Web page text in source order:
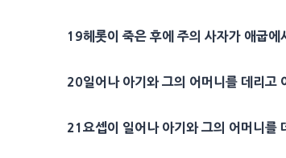
19헤롯이 죽은 후에 주의사자가 애굽에
20일어나 아기와 그의 어머니를 데리고
21요셉이 일어나 아기와 그의 어머니를